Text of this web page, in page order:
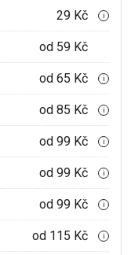
29 Kč i
od 59 Kč
od 65 Kč i
od 85 Kč i
od 99 Kč i
od 99 Kč i
od 99 Kč i
od 115 Kč i